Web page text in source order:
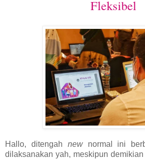
Fleksibel
Hallo, ditengah new normal ini
dilaksanakan yah, meskipun